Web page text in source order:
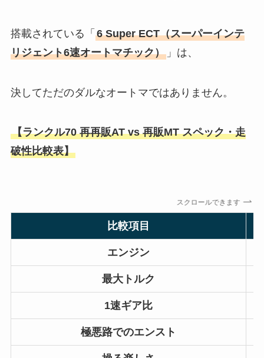
搭載されている「 6 Super ECT（スーパーインテ
リジェント6速オートマチック）」は、
決してただのダルなオートマではありません。
【ランクル70 再再販AT vs 再販MT スペック・走
破性比較表】
スクロールできます
比較項目
エンジン
最大トルク
1速ギア比
極悪路でのエンスト